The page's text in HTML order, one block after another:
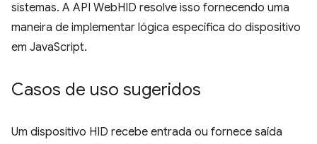
sistemas. A API WebHID resolve isso fornecendo uma
maneira de implementar lógica específica do dispositivo
em JavaScript.
Casos de uso sugeridos
Um dispositivo HID recebe entrada ou fornece saída